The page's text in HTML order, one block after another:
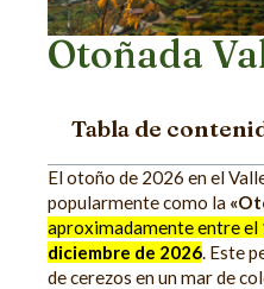
Otoñada
Tabla de
El otoño de 2026 en el
popularmente como la
aproximadamente entre el
diciembre de 2026 . Este
de cerezos en un mar de